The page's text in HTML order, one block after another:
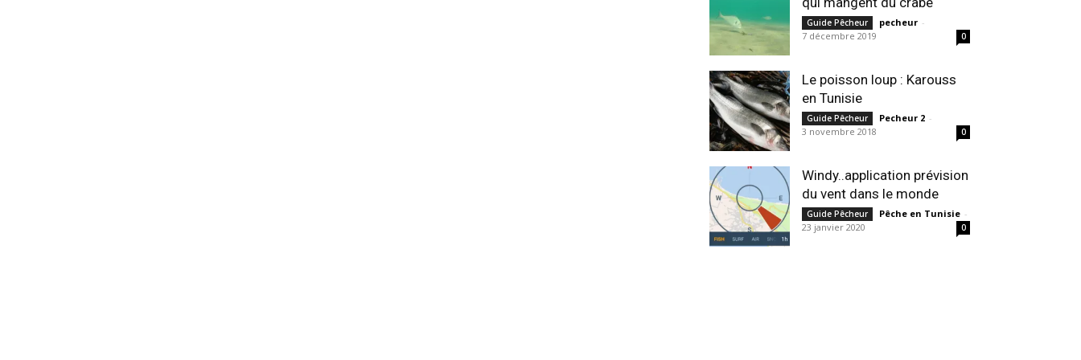
Guide Pêcheur pecheur -
7 décembre 2019
0
Le poisson loup : Karouss
en Tunisie
Guide Pêcheur Pecheur 2 -
3 novembre 2018
0
Windy..application prévision
du vent dans le monde
Guide Pêcheur Pêche en Tunisie -
23 janvier 2020
0